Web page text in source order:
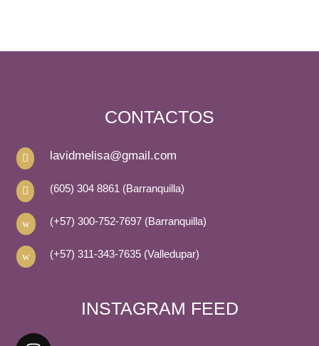
CONTACTOS
 lavidmelisa@gmail.com
 (605) 304 8861 (Barranquilla)
w (+57) 300-752-7697 (Barranquilla)
w (+57) 311-343-7635 (Valledupar)
INSTAGRAM FEED